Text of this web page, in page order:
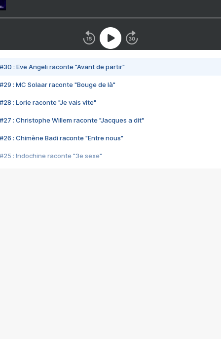
#30 : Eve Angeli raconte "Avant de partir"
#29 : MC Solaar raconte "Bouge de là"
#28 : Lorie raconte "Je vais vite"
#27 : Christophe Willem raconte "Jacques a dit"
#26 : Chimène Badi raconte "Entre nous"
#25 : Indochine raconte "3e sexe"